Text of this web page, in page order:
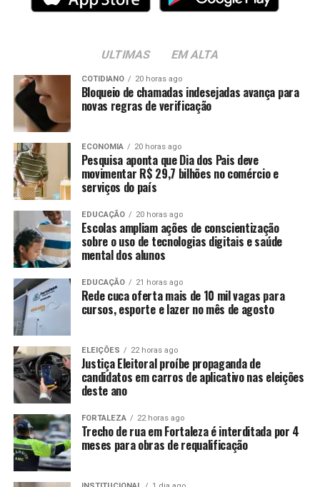
ULTIMAS EM ALTA
COTIDIANO 20 horas ago
Bloqueio de chamadas indesejadas avança para
novas regras de verificação
ECONOMIA 20 horas ago
Pesquisa aponta que Dia dos Pais deve
movimentar R$ 29,7 bilhões no comércio e
serviços do país
EDUCAÇÃO 20 horas ago
Escolas ampliam ações de conscientização
sobre o uso de tecnologias digitais e saúde
mental dos alunos
EDUCAÇÃO 21 horas ago
Rede cuca oferta mais de 10 mil vagas para
cursos, esporte e lazer no mês de agosto
ELEIÇÕES 22 horas ago
Justiça Eleitoral proíbe propaganda de
candidatos em carros de aplicativo nas eleições
deste ano
FORTALEZA 22 horas ago
Trecho de rua em Fortaleza é interditada por 4
meses para obras de requalificação